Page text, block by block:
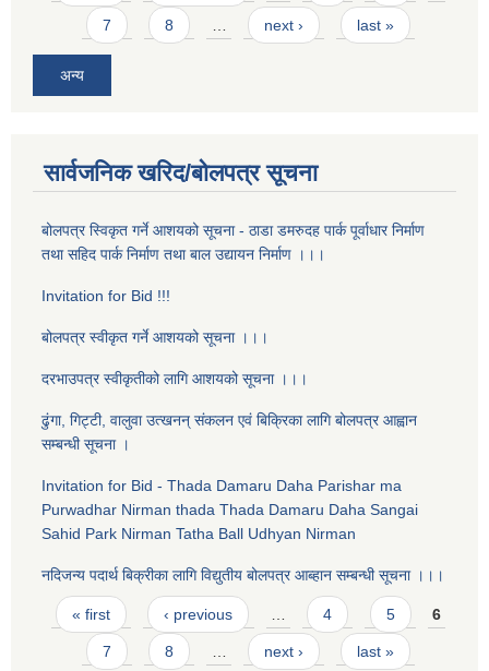
7 8 next › last »
अन्य
सार्वजनिक खरिद/बोलपत्र सूचना
बोलपत्र स्विकृत गर्ने आशयको सूचना - ठाडा डमरुदह पार्क पूर्वाधार निर्माण
तथा सहिद पार्क निर्माण तथा बाल उद्यायन निर्माण ।।।
Invitation for Bid !!!
बोलपत्र स्वीकृत गर्ने आशयको सूचना ।।।
दरभाउपत्र स्वीकृतीको लागि आशयको सूचना ।।।
ढुंगा, गिट्टी, वालुवा उत्खनन् संकलन एव‌ं बिक्रिका लागि बोलपत्र आह्वान
सम्बन्धी सूचना ।
Invitation for Bid - Thada Damaru Daha Parishar ma
Purwadhar Nirman thada Thada Damaru Daha Sangai
Sahid Park Nirman Tatha Ball Udhyan Nirman
नदिजन्य पदार्थ बिक्रीका लागि विद्युतीय बोलपत्र आब्हान सम्बन्धी सूचना ।।।
Pages
« first ‹ previous … 4 5 6
7 8 … next › last »